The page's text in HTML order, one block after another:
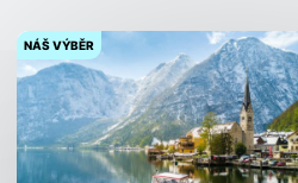
NÁŠ VÝBĚR